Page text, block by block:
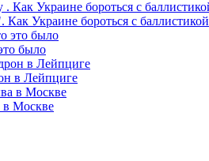
Как Украине бороться с баллистикой
было
в Лейпциге
в Москве